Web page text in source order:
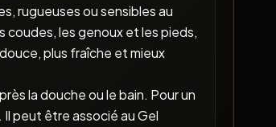
rugueuses ou sensibles au
coudes, les genoux et les pieds,
plus fraîche et mieux
la douche ou le bain. Pour un
peut être associé au Gel